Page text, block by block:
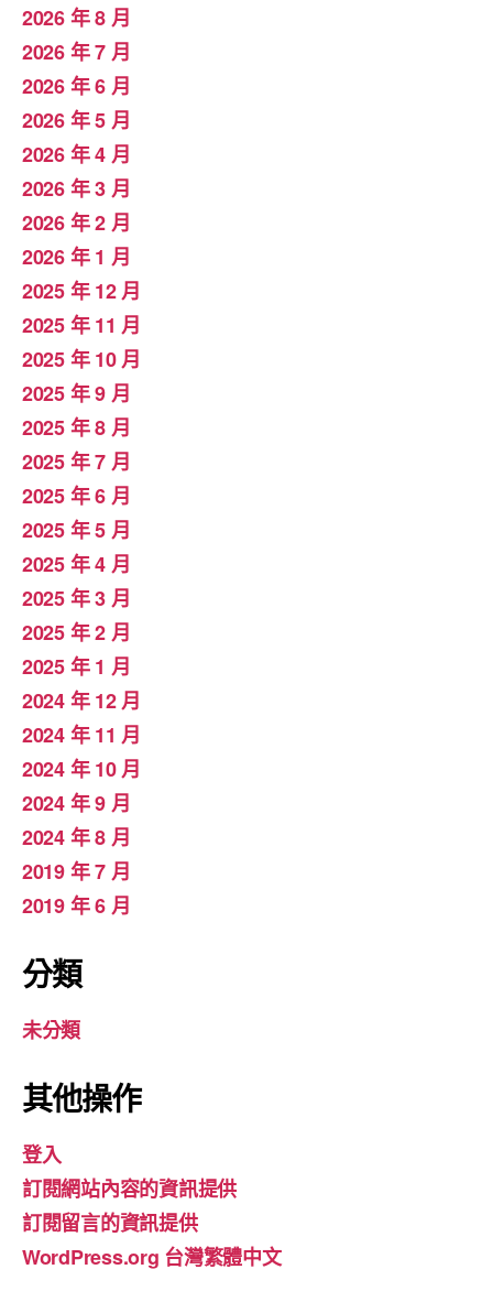
2026 年 8 月
2026 年 7 月
2026 年 6 月
2026 年 5 月
2026 年 4 月
2026 年 3 月
2026 年 2 月
2026 年 1 月
2025 年 12 月
2025 年 11 月
2025 年 10 月
2025 年 9 月
2025 年 8 月
2025 年 7 月
2025 年 6 月
2025 年 5 月
2025 年 4 月
2025 年 3 月
2025 年 2 月
2025 年 1 月
2024 年 12 月
2024 年 11 月
2024 年 10 月
2024 年 9 月
2024 年 8 月
2019 年 7 月
2019 年 6 月
分類
未分類
其他操作
登入
訂閱網站內容的資訊提供
訂閱留言的資訊提供
WordPress.org 台灣繁體中文